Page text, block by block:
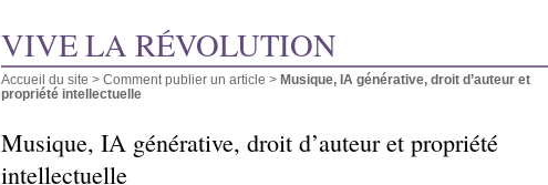
VIVE LA RÉVOLUTION
Accueil du site > Comment publier un article > Musique, IA générative, droit d’auteur et
propriété intellectuelle
Musique, IA générative, droit d’auteur et propriété
intellectuelle